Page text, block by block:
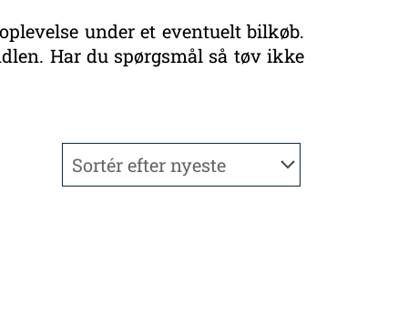
under et eventuelt bilkøb.
Har du spørgsmål så tøv ikke